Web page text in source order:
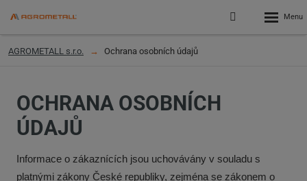
Přihlášení
do
menu
AGROMETALL s.r.o. Ochrana osobních údajů
OCHRANA OSOBNÍCH
ÚDAJŮ
Informace o zákaznících jsou uchovávány v souladu s
platnými zákony České republiky, zejména se zákonem o